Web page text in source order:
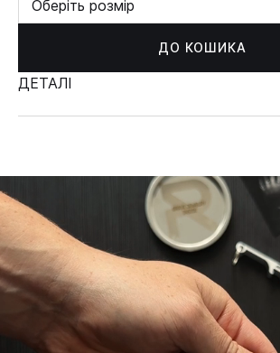
Оберіть розмір
ДО КОШИКА
ДЕТАЛІ